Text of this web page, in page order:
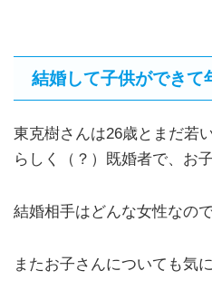
結婚して子供ができて
東克樹さんは26歳とまだ若
らしく（？）既婚者で、お
結婚相手はどんな女性なので
またお子さんについても気